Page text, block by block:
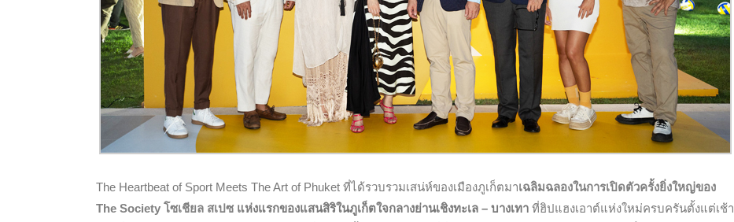
The Heartbeat of Sport Meets The Art of Phuket ที่ได้รวบรวมเสน่ห์ของเมืองภูเก็ตมาเฉลิมฉลองในการเปิดตัวครั้งยิ่งใหญ่ของ
The Society โซเชียล สเปซ แห่งแรกของแสนสิริในภูเก็ตใจกลางย่านเชิงทะเล – บางเทา ที่ฮิปแฮงเอาต์แห่งใหม่ครบครันตั้งแต่เช้า